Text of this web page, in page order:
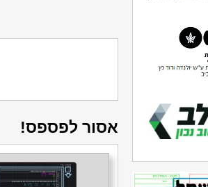
אסור לפספס!